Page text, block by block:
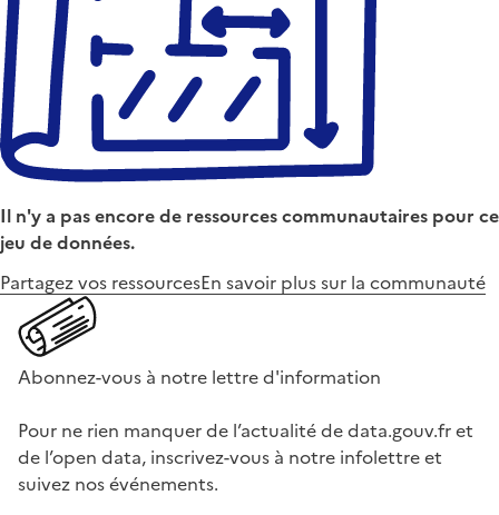
Il n'y a pas encore de ressources communautaires pour ce
jeu de données.
Partagez vos ressourcesEn savoir plus sur la communauté
Abonnez-vous à notre lettre d'information
Pour ne rien manquer de l’actualité de data.gouv.fr et
de l’open data, inscrivez-vous à notre infolettre et
suivez nos événements.